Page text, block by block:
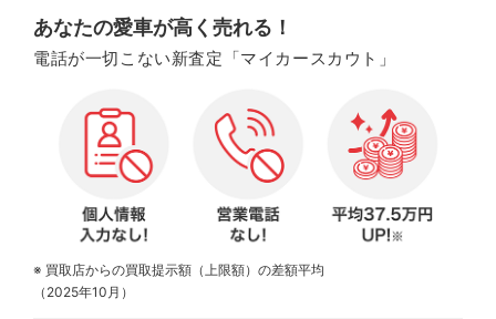
あなたの愛車が高く売れる！
電話が一切こない新査定「マイカースカウト」
※ 買取店からの買取提示額（上限額）の差額平均
（2025年10月）